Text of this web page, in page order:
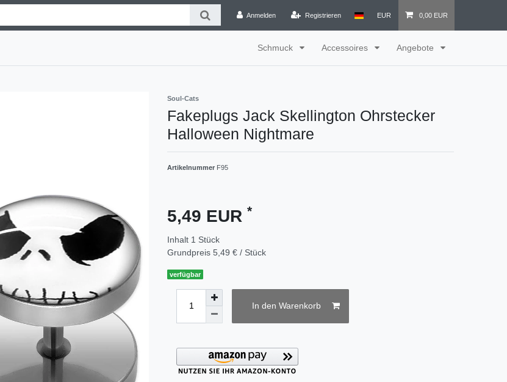
Anmelden Registrieren EUR 0,00 EUR
Schmuck Accessoires Angebote
Soul-Cats
Fakeplugs Jack Skellington Ohrstecker
Halloween Nightmare
Artikelnummer F95
5,49 EUR *
Inhalt 1 Stück
Grundpreis 5,49 € / Stück
verfügbar
In den Warenkorb